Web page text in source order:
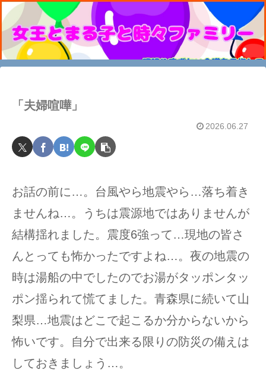
「夫婦喧嘩」
2026.06.27
お話の前に…。台風やら地震やら…落ち着き
ませんね…。うちは震源地ではありませんが
結構揺れました。震度6強って…現地の皆さ
んとっても怖かったですよね…。夜の地震の
時は湯船の中でしたのでお湯がタッポンタッ
ポン揺られて慌てました。青森県に続いて山
梨県…地震はどこで起こるか分からないから
怖いです。自分で出来る限りの防災の備えは
しておきましょう…。